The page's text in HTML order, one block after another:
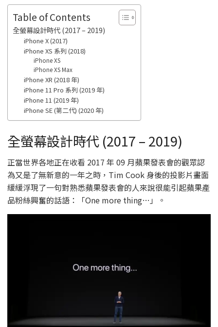
Table of Contents
全螢幕設計時代 (2017 – 2019)
iPhone X (2017)
iPhone XS 系列 (2018)
iPhone XS
iPhone XS Max
iPhone XR (2018 年)
iPhone 11 Pro 系列 (2019 年)
iPhone 11 (2019 年)
iPhone SE (第二代) (2020 年)
全螢幕設計時代 (2017 – 2019)
正當世界各地正在收看 2017 年 09 月蘋果發表會的觀眾認
為又是了無新意的一年之時，Tim Cook 身後的投影片畫面
緩緩浮現了一句對熟悉蘋果發表會的人來說很能引起蘋果產
品粉絲興奮的話語：「One more thing…」。